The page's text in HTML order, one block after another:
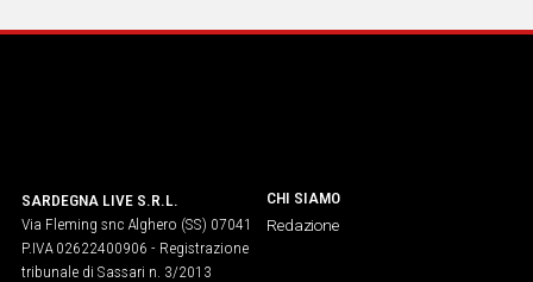
IN
STORIE
VIDEO
SARDEGNA LIVE S.R.L.
Via Fleming snc Alghero (SS) 07041
P.IVA 02622400906 - Registrazione
tribunale di Sassari n. 3/2013
CHI SIAMO
Redazione